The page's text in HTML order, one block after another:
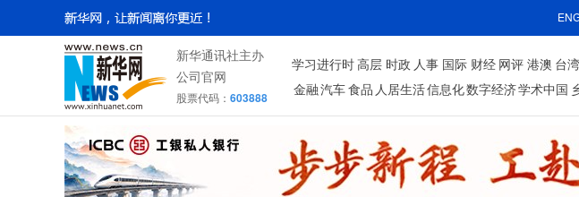
新华通讯社主办
公司官网
股票代码： 603888
学习进行时 高层 时政 人事 国际 财经 网评 港澳 台湾
金融 汽车 食品 人居生活信息化数字经济学术中国